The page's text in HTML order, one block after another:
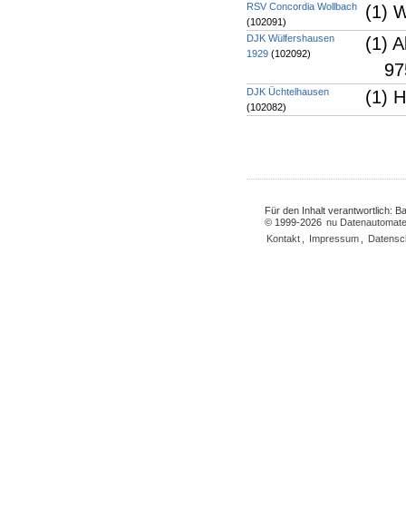
RSV Concordia Wollbach
(102091)
(1)
DJK Wülfershausen
1929 (102092)
(1)
DJK Üchtelhausen
(102082)
(1)
Für den Inhalt verantwortlich:
© 1999-2026 nu
Kontakt
Impressum